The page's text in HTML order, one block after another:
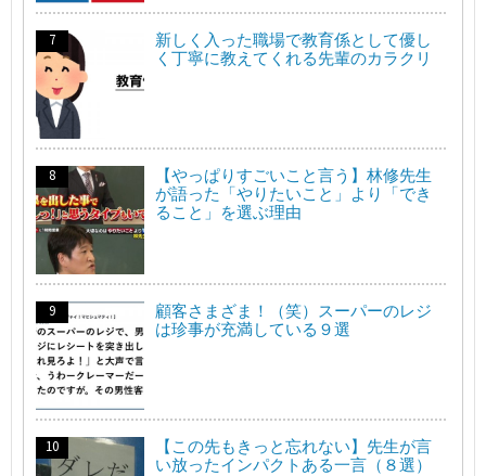
新しく入った職場で教育係として優し
く丁寧に教えてくれる先輩のカラクリ
【やっぱりすごいこと言う】林修先生
が語った「やりたいこと」より「でき
ること」を選ぶ理由
顧客さまざま！（笑）スーパーのレジ
は珍事が充満している９選
【この先もきっと忘れない】先生が言
い放ったインパクトある一言（８選）